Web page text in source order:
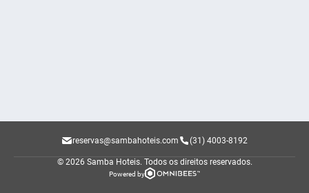
reservas@sambahoteis.com (31) 4003-8192
© 2026 Samba Hoteis. Todos os direitos reservados.
Powered by